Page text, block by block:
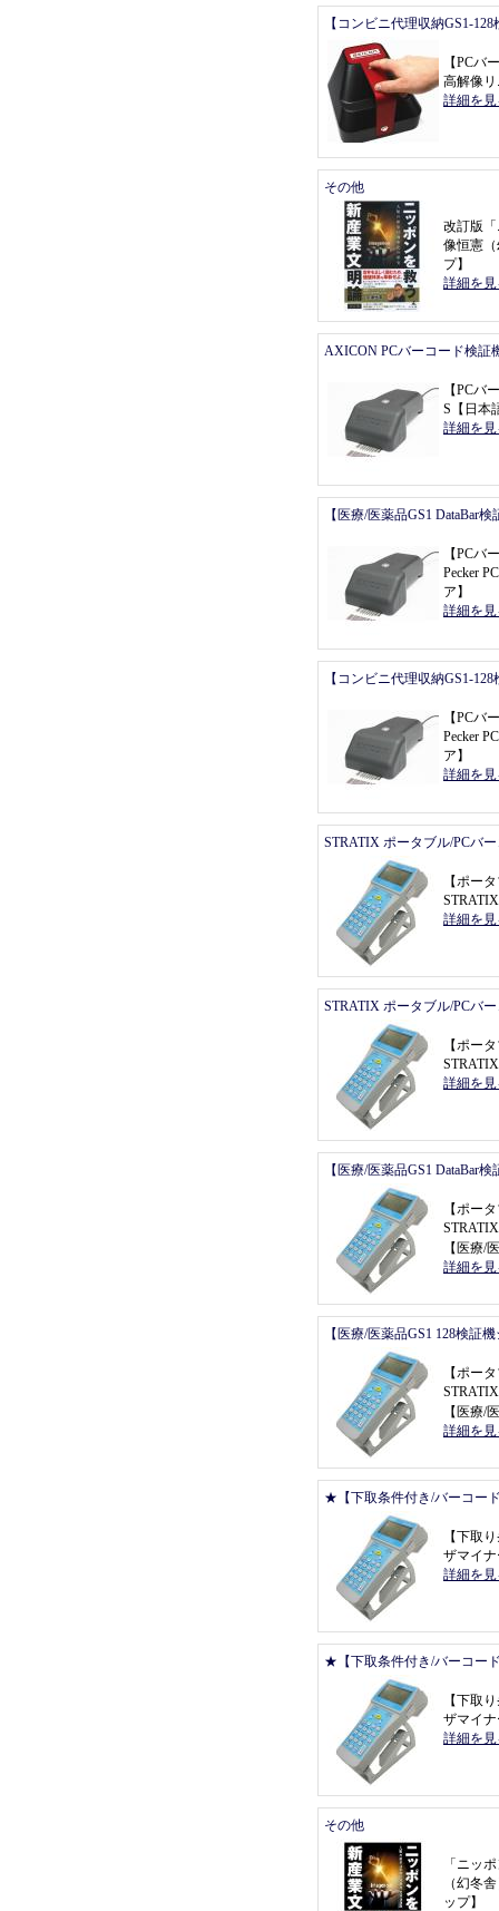
【コンビニ代理収納GS1-
【PCバ
高解像
詳細を
その他
改訂版 「
像恒憲 （
プ】
詳細を
AXICON PCバーコード検証
【PCバ
S 【 日本
詳細を
【医療/医薬品GS1 DataBar
【PCバ
Pecker
ア 】
詳細を
【コンビニ代理収納GS1-
【PCバ
Pecker
ア 】
詳細を
STRATIX ポータブル/PCバ
【ポー
詳細を
STRATIX ポータブル/PCバ
【ポー
詳細を
【医療/医薬品GS1 DataBar
【ポー
【 医療/
詳細を
【医療/医薬品GS1 128検証
【ポー
【 医療/
詳細を
★【下取条件付き/バーコー
【下取
ザマイナ
詳細を
★【下取条件付き/バーコー
【下取
ザマイナ
詳細を
その他
「 ニッ
（幻冬舎
ップ】